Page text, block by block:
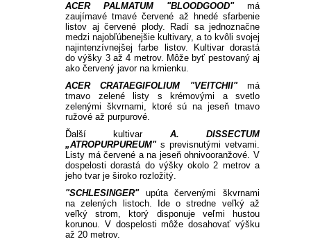
HELICHRYSUM
OSTEOSPERMUM
ISOTOMA
SANVITÁLIA
MLIEČNIK
MARGARÉTA - EURYOPS
NETÝKAVKA
ACER PALMATUM "BLOODGOOD"má
zaujímavé tmavé červené až hnedé sfarbenie
listov aj červené plody.
Radí sa jednoznačne
medzi najobľúbenejšie kultivary, a to kvôli svojej
najintenzívnejšej farbe listov.
Kultivar dorastá
do výšky 3 až 4 metrov. Môže byť pestovaný aj
ako červený javor na kmienku.
ACER CRATAEGIFOLIUM "VEITCHII"má
tmavo zelené listy s krémovými a svetlo
zelenými škvrnami, ktoré sú na jeseň tmavo
ružové až purpurové.
Ďalší kultivar A. DISSECTUM
„ATROPURPUREUM"s previsnutými vetvami.
Listy má červené a na jeseň ohnivooranžové. V
dospelosti dorastá do výšky okolo 2 metrov a
jeho tvar je široko rozložitý.
"SCHLESINGER"upúta červenými škvrnami
na zelených listoch.
Ide o stredne veľký až
veľký strom, ktorý disponuje veľmi hustou
korunou. V dospelosti môže dosahovať výšku
až 20 metrov.